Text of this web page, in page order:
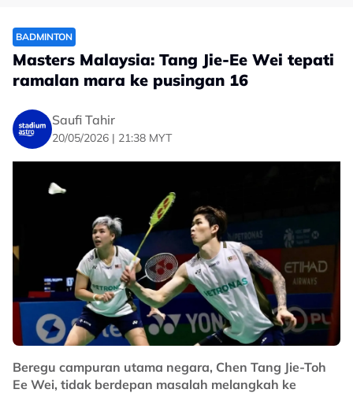
BADMINTON
Masters Malaysia: Tang Jie-Ee Wei tepati
ramalan mara ke pusingan 16
Saufi Tahir
20/05/2026 | 21:38 MYT
Beregu campuran utama negara, Chen Tang Jie-Toh
Ee Wei, tidak berdepan masalah melangkah ke